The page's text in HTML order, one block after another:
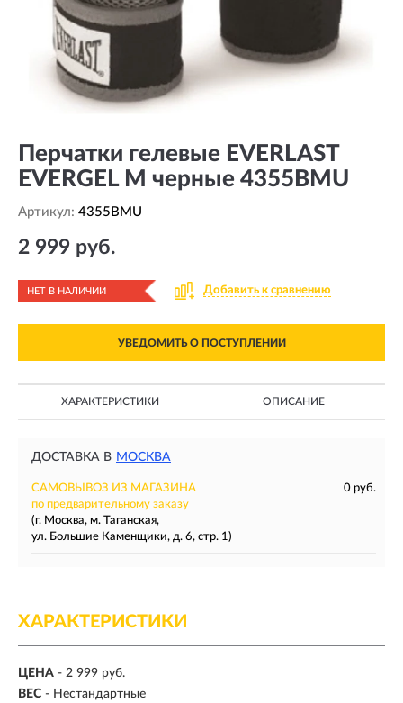
Перчатки гелевые EVERLAST
EVERGEL M черные 4355BMU
Артикул: 4355BMU
2 999 руб.
НЕТ В НАЛИЧИИ Добавить к сравнению
УВЕДОМИТЬ О ПОСТУПЛЕНИИ
ХАРАКТЕРИСТИКИ ОПИСАНИЕ
ДОСТАВКА В МОСКВА
САМОВЫВОЗ ИЗ МАГАЗИНА
0 руб.
по предварительному заказу
(г. Москва, м. Таганская,
ул. Большие Каменщики, д. 6, стр. 1)
ХАРАКТЕРИСТИКИ
ЦЕНА - 2 999 руб.
ВЕС - Нестандартные